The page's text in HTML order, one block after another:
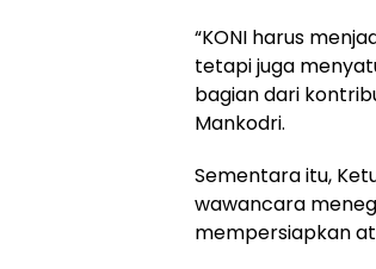
“KONI harus
tetapi juga
bagian dari
Mankodri.
Sementara itu,
wawancara
mempersiapkan